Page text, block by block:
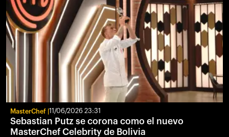
MasterChef 11/06/2026 23:31
Sebastian Putz se corona como el nuevo
MasterChef Celebrity de Bolivia